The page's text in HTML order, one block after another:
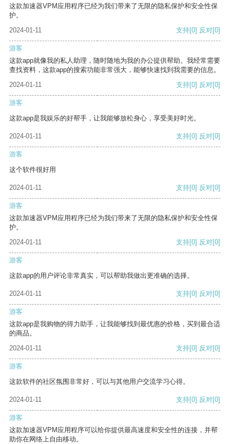
这款加速器VPM应用程序已经为我们带来了无限的隐私保护和安全性保
护。
2024-01-11
支持[0] 反对[0]
游客
这款app就像我的私人助理，随时随地为我的办公提供帮助。我经常需要
查找资料，这款app的搜索功能非常强大，能够快速找到我需要的信息。
2024-01-11
支持[0] 反对[0]
游客
这款app是我娱乐的好帮手，让我能够放松身心，享受美好时光。
2024-01-11 支持[0] 反对[0]
游客
这个软件很好用
2024-01-11 支持[0] 反对[0]
游客
这款加速器VPM应用程序已经为我们带来了无限的隐私保护和安全性保
护。
2024-01-11
支持[0] 反对[0]
游客
这款app的用户评论非常真实，可以帮助我做出更准确的选择。
2024-01-11 支持[0] 反对[0]
游客
这款app是我购物的得力助手，让我能够找到最优惠的价格，买到最合适
的商品。
2024-01-11
支持[0] 反对[0]
游客
这款软件的社区氛围非常好，可以与其他用户交流学习心得。
2024-01-11 支持[0] 反对[0]
游客
这款加速器VPM应用程序可以给你提供最高速度和安全性的连接，并帮
助你在网络上自由移动。